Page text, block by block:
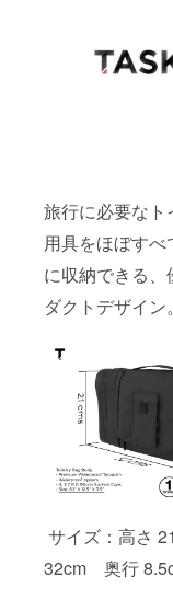
旅行に必要なト
用具をほぼすべ
に収納できる、
ダクトデザイン。
サイズ：高さ
32cm 奥行